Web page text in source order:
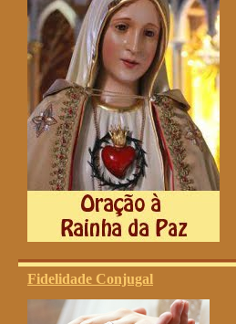
Fidelidade Conjugal